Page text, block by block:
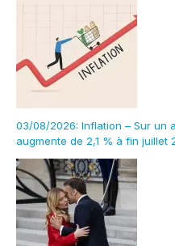
03/08/2026: Inflation – Sur un
augmente de 2,1 % à fin juillet